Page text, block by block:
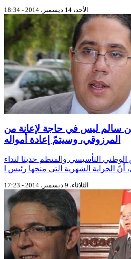
الأحد، 14 ديسمبر، 2014 - 18:34
بن سالم ليس في حاجة لإعانة من
المرزوقي، وسيتمّ إعادة أمواله
التأسيسي والمنظم حديثا لنداء
الثلاثاء، 9 ديسمبر، 2014 - 17:23